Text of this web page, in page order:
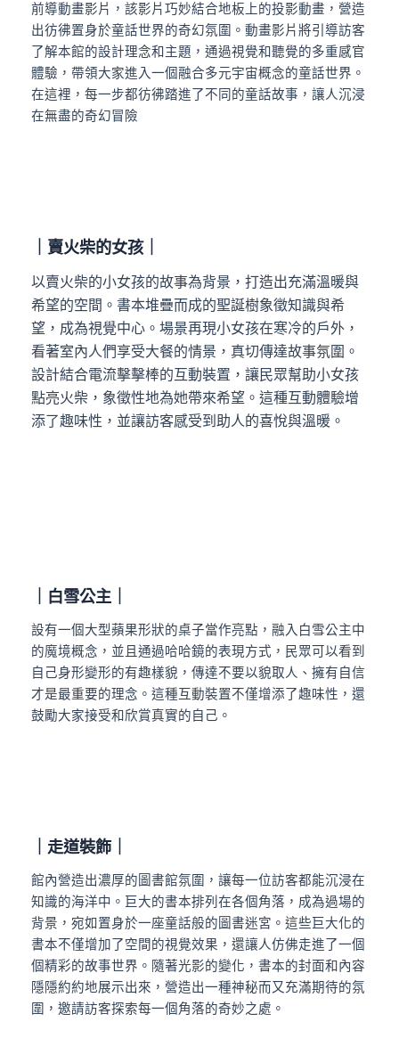
前導動畫影片，該影片巧妙結合地板上的投影動畫，營造
出彷彿置身於童話世界的奇幻氛圍。動畫影片將引導訪客
了解本館的設計理念和主題，通過視覺和聽覺的多重感官
體驗，帶領大家進入一個融合多元宇宙概念的童話世界。
在這裡，每一步都彷彿踏進了不同的童話故事，讓人沉浸
在無盡的奇幻冒險
賣火柴的女孩｜
以賣火柴的小女孩的故事為背景，打造出充滿溫暖與
希望的空間。書本堆疊而成的聖誕樹象徵知識與希
望，成為視覺中心。場景再現小女孩在寒冷的戶外，
看著室內人們享受大餐的情景，真切傳達故事氛圍。
設計結合電流擊擊棒的互動裝置，讓民眾幫助小女孩
點亮火柴，象徵性地為她帶來希望。這種互動體驗增
添了趣味性，並讓訪客感受到助人的喜悅與溫暖。
白雪公主
設有一個大型蘋果形狀的桌子當作亮點，融入白雪公主中
的魔境概念，並且通過哈哈鏡的表現方式，民眾可以看到
自己身形變形的有趣樣貌，傳達不要以貌取人、擁有自信
才是最重要的理念。這種互動裝置不僅增添了趣味性，還
鼓勵大家接受和欣賞真實的自己。
走道裝飾
館內營造出濃厚的圖書館氛圍，讓每一位訪客都能沉浸在
知識的海洋中。巨大的書本排列在各個角落，成為過場的
背景，宛如置身於一座童話般的圖書迷宮。這些巨大化的
書本不僅增加了空間的視覺效果，還讓人仿佛走進了一個
個精彩的故事世界。隨著光影的變化，書本的封面和內容
隱隱約約地展示出來，營造出一種神秘而又充滿期待的氛
圍，邀請訪客探索每一個角落的奇妙之處。